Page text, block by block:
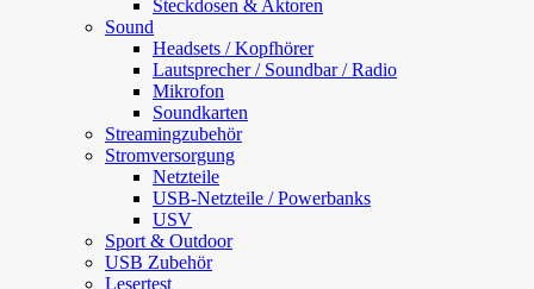
Steckdosen & Aktoren
Sound
Headsets / Kopfhörer
Lautsprecher / Soundbar / Radio
Mikrofon
Soundkarten
Streamingzubehör
Stromversorgung
Netzteile
USB-Netzteile / Powerbanks
USV
Sport & Outdoor
USB Zubehör
Lesertest